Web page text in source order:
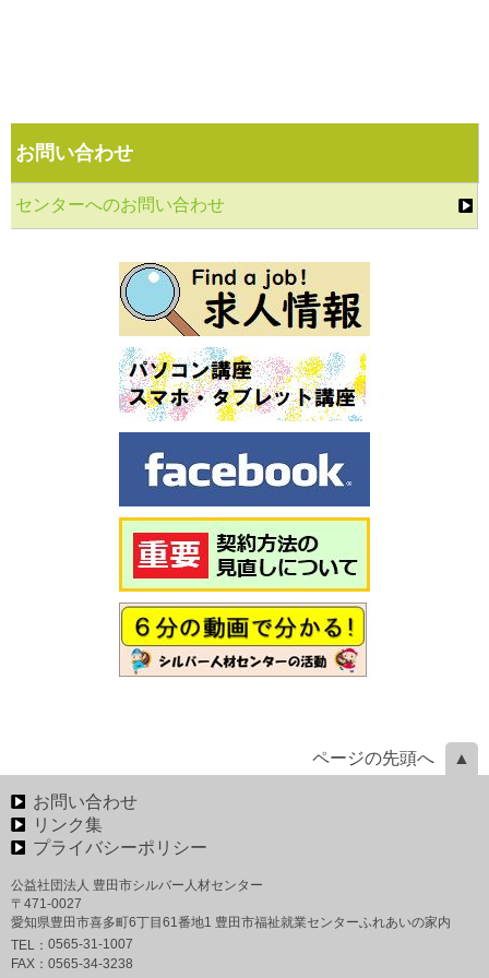
お問い合わせ
センターへのお問い合わせ
ページの先頭へ
お問い合わせ
リンク集
プライバシーポリシー
公益社団法人 豊田市シルバー人材センター
〒471-0027
愛知県豊田市喜多町6丁目61番地1 豊田市福祉就業センターふれあいの家内
TEL： 0565-31-1007
FAX： 0565-34-3238